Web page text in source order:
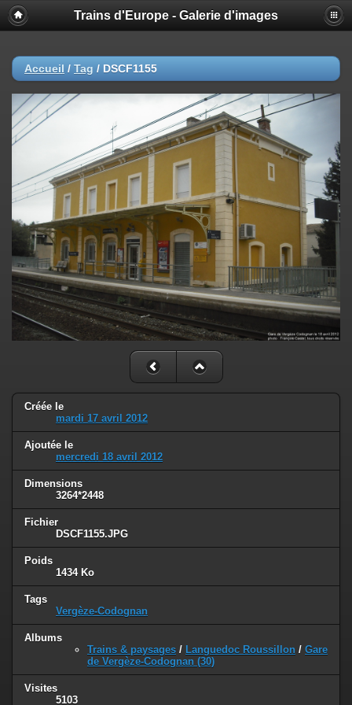
Trains d'Europe - Galerie d'images
Accueil / Tag / DSCF1155
Créée le
mardi 17 avril 2012
Ajoutée le
mercredi 18 avril 2012
Dimensions
3264*2448
Fichier
DSCF1155.JPG
Poids
1434 Ko
Tags
Vergèze-Codognan
Albums
Trains & paysages / Languedoc Roussillon / Gare
de Vergèze-Codognan (30)
Visites
5103